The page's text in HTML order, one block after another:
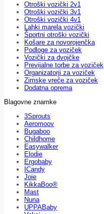
Otroški vozički 2v1
Otroški vozički 3v1
Otroški vozički 4v1
Lahki marela vozički
Športni otroški vozički
Košare za novorojenčka
Podloge za voziček
Vozički za dvojčke
Previjalne torbe za voziček
Organizatorji za voziček
Zimske vreče za voziček
Dodatna oprema
Blagovne znamke
3Sprouts
Aeromoov
Bugaboo
Childhome
Easywalker
Elodie
Ergobaby
ICandy
Joie
KikkaBoo®
Mast
Nuna
UPPABaby